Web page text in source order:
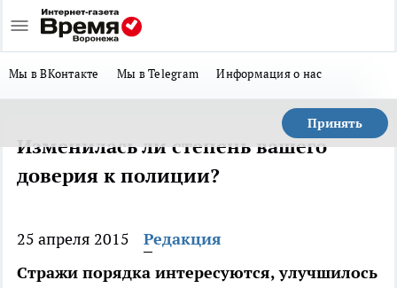
Мы в ВКонтакте Мы в Telegram Информация о нас
Принять
Изменилась ли степень вашего
доверия к полиции?
25 апреля 2015
Редакция
Стражи порядка интересуются, улучшилось